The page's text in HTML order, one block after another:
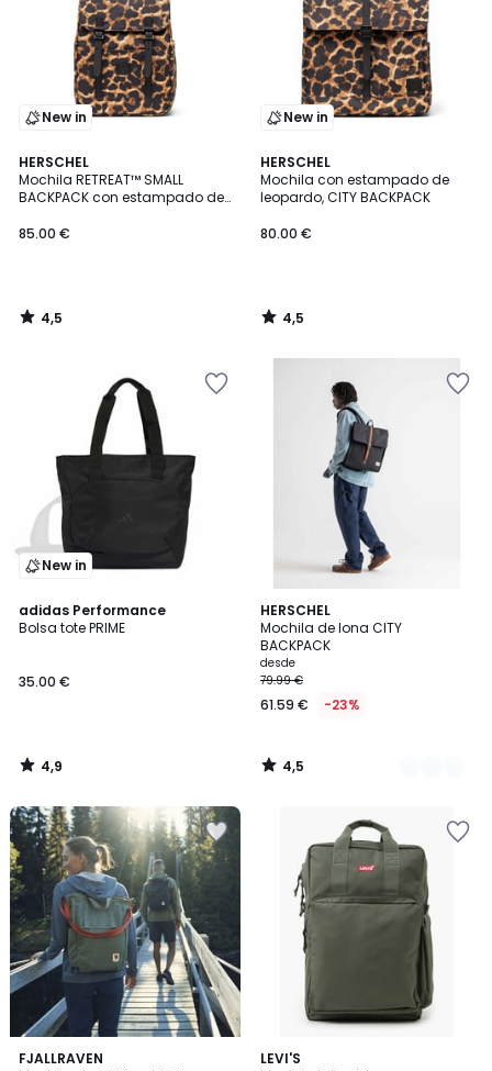
New in
HERSCHEL
Mochila RETREAT™ SMALL
BACKPACK con estampado de
€.
85.00 €
4,5
/ 5
4,5
/
New in
HERSCHEL
Mochila con estampado de
leopardo, CITY BACKPACK
80.00 €
4,5
/ 5
4,5
/
New in
adidas Performance
Bolsa tote PRIME
35.00 €
4,9
/ 5
4,9
/
HERSCHEL
Mochila de lona CITY
BACKPACK
desde
79.99 €
61.59 € -23%
4,5
/ 5
2
Colores
4,5
/
FJALLRAVEN
4,7
5
LEVI'S
4,9
2